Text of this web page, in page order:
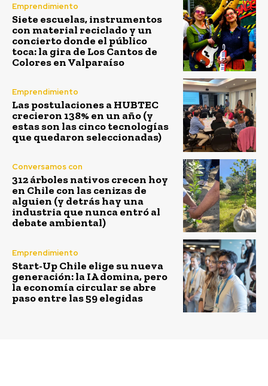
Emprendimiento
Siete escuelas, instrumentos
con material reciclado y un
concierto donde el público
toca: la gira de Los Cantos de
Colores en Valparaíso
Emprendimiento
Las postulaciones a HUBTEC
crecieron 138% en un año (y
estas son las cinco tecnologías
que quedaron seleccionadas)
Conversamos con
312 árboles nativos crecen hoy
en Chile con las cenizas de
alguien (y detrás hay una
industria que nunca entró al
debate ambiental)
Emprendimiento
Start-Up Chile elige su nueva
generación: la IA domina, pero
la economía circular se abre
paso entre las 59 elegidas